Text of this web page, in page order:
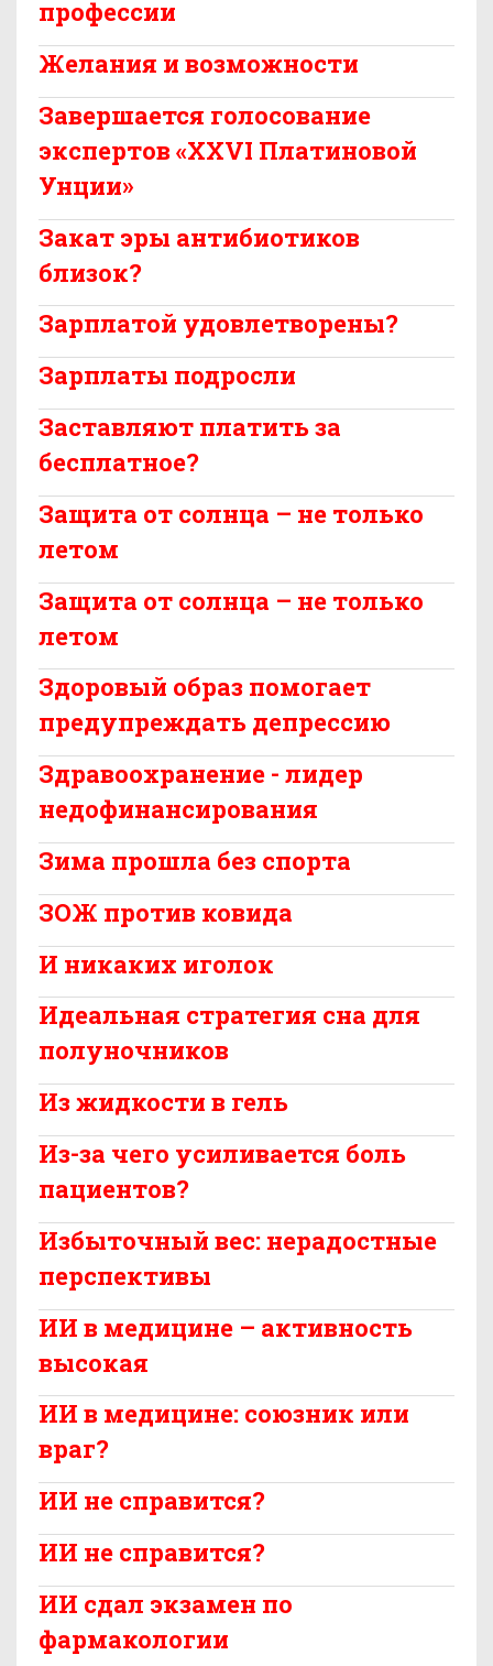
профессии
Желания и возможности
Завершается голосование
экспертов «XXVI Платиновой
Унции»
Закат эры антибиотиков
близок?
Зарплатой удовлетворены?
Зарплаты подросли
Заставляют платить за
бесплатное?
Защита от солнца – не только
летом
Защита от солнца – не только
летом
Здоровый образ помогает
предупреждать депрессию
Здравоохранение - лидер
недофинансирования
Зима прошла без спорта
ЗОЖ против ковида
И никаких иголок
Идеальная стратегия сна для
полуночников
Из жидкости в гель
Из-за чего усиливается боль
пациентов?
Избыточный вес: нерадостные
перспективы
ИИ в медицине – активность
высокая
ИИ в медицине: союзник или
враг?
ИИ не справится?
ИИ не справится?
ИИ сдал экзамен по
фармакологии